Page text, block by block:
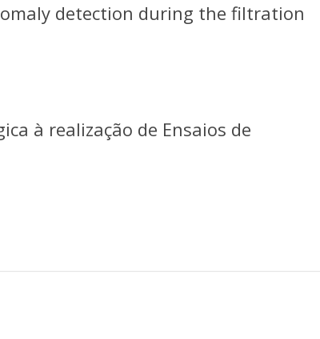
detection during the filtration
à realização de Ensaios de